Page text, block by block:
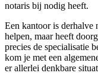
notaris bij nodig heeft.
Een kantoor is derhalve
helpen, maar heeft
precies de specialisatie
kom je met een
er allerlei denkbare